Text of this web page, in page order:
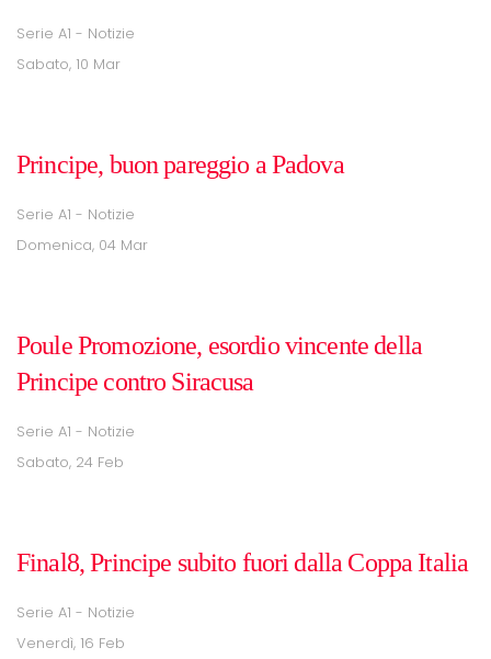
Serie A1 - Notizie
Sabato, 10 Mar
Principe, buon pareggio a Padova
Serie A1 - Notizie
Domenica, 04 Mar
Poule Promozione, esordio vincente della
Principe contro Siracusa
Serie A1 - Notizie
Sabato, 24 Feb
Final8, Principe subito fuori dalla Coppa Italia
Serie A1 - Notizie
Venerdì, 16 Feb